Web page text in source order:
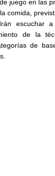
juego en las
comida,
escuchar
de la
de